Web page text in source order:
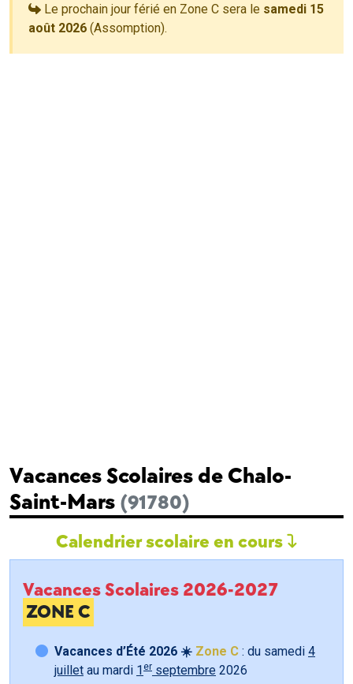
Le prochain jour férié en Zone C sera le samedi 15
août 2026 (Assomption).
Vacances Scolaires de Chalo-
Saint-Mars (91780)
Calendrier scolaire en cours
Vacances Scolaires 2026-2027
ZONE C
Vacances d’Été 2026 ☀️ Zone C : du samedi 4
juillet au mardi 1 er septembre 2026